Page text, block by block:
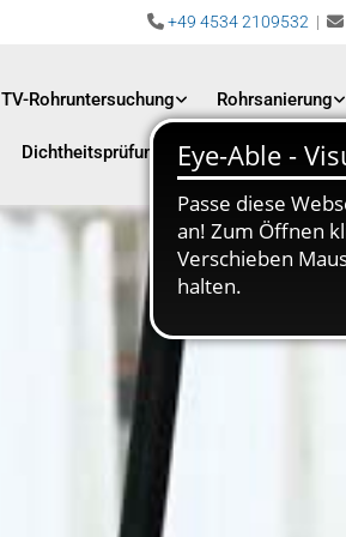
 +49 4534 2109532 | 
TV-Rohruntersuchung Rohrsanierung
Dichtheitsprüfung Karriere Kontakt